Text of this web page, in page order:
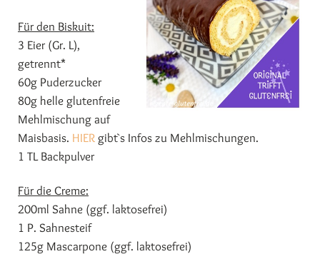
Für den Biskuit:
3 Eier (Gr. L),
getrennt*
60g Puderzucker
80g helle glutenfreie
Mehlmischung auf
Maisbasis. HIER gibt`s Infos zu Mehlmischungen.
1 TL Backpulver
Für die Creme:
200ml Sahne (ggf. laktosefrei)
1 P. Sahnesteif
125g Mascarpone (ggf. laktosefrei)